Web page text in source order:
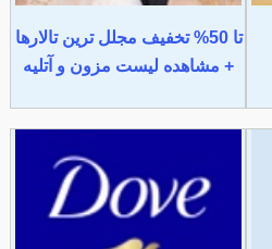
تا 50% تخفیف مجلل ترین تالارها
+ مشاهده لیست مزون و آتلیه